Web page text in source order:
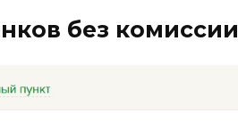
без комиссии